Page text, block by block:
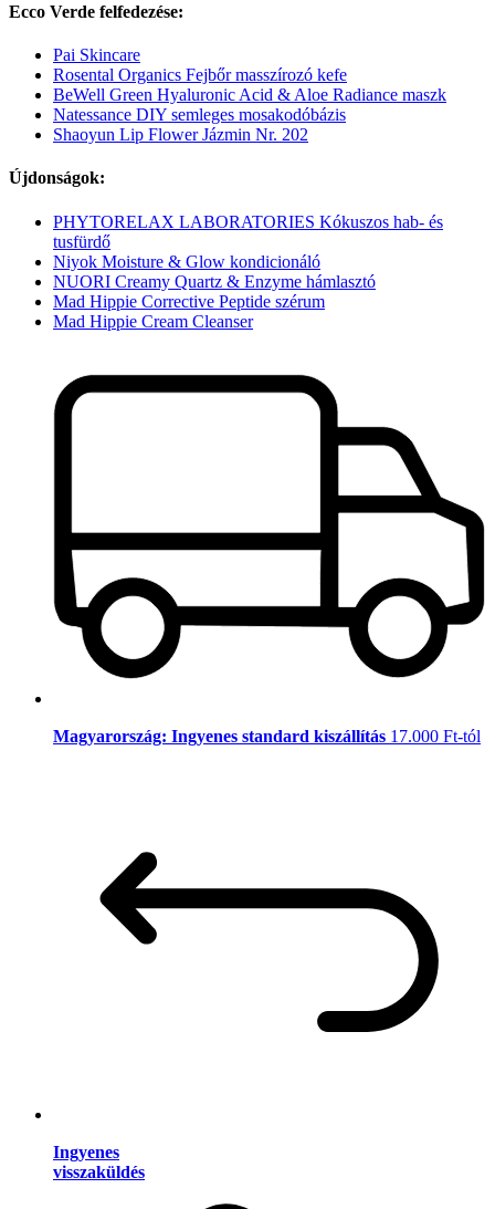
Ecco Verde felfedezése:
Pai Skincare
Rosental Organics Fejbőr masszírozó kefe
BeWell Green Hyaluronic Acid & Aloe Radiance maszk
Natessance DIY semleges mosakodóbázis
Shaoyun Lip Flower Jázmin Nr. 202
Újdonságok:
PHYTORELAX LABORATORIES Kókuszos hab- és
tusfürdő
Niyok Moisture & Glow kondicionáló
NUORI Creamy Quartz & Enzyme hámlasztó
Mad Hippie Corrective Peptide szérum
Mad Hippie Cream Cleanser
Magyarország: Ingyenes standard kiszállítás 17.000 Ft-tól
Ingyenes
visszaküldés